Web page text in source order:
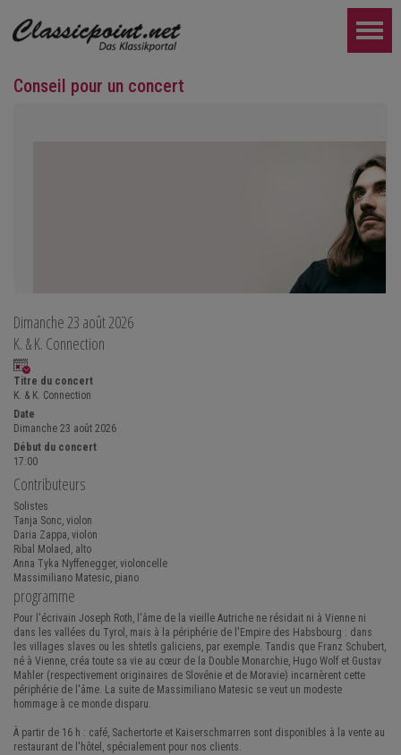
Conseil pour un concert
Teo Gheorghiu, piano - Dans une frénésie de floraisons
le samedi 29 août 2026 à 17h30 à l'Hôtel Restaurant Hammer
PLUS LOIN...
Dimanche 23 août 2026
K. & K. Connection
Titre du concert
K. & K. Connection
Date
Dimanche 23 août 2026
Début du concert
17:00
Contributeurs
Solistes
Tanja Sonc, violon
Daria Zappa, violon
Ribal Molaed, alto
Anna Tyka Nyffenegger, violoncelle
Massimiliano Matesic, piano
programme
Pour l'écrivain Joseph Roth, l'âme de la vieille Autriche ne résidait ni à Vienne ni
dans les vallées du Tyrol, mais à la périphérie de l'Empire des Habsbourg : dans
les villages slaves ou les shtetls galiciens, par exemple. Tandis que Franz Schubert,
né à Vienne, créa toute sa vie au cœur de la Double Monarchie, Hugo Wolf et Gustav
Mahler (respectivement originaires de Slovénie et de Moravie) incarnèrent cette
périphérie de l'âme. La suite de Massimiliano Matesic se veut un modeste
hommage à ce monde disparu.
À partir de 16 h : café, Sachertorte et Kaiserschmarren sont disponibles à la vente au
restaurant de l'hôtel, spécialement pour nos clients.